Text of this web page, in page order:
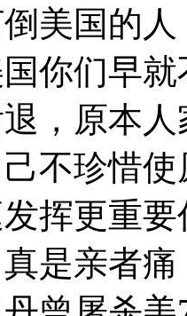
美国的
你们早
，原本
不珍惜
挥更重
是亲者